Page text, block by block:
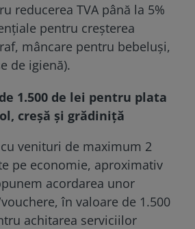
reducerea TVA până la 5%
pentru creșterea
mâncare pentru bebeluși,
de igienă).
1.500 de lei pentru plata
creșă și grădiniță
venituri de maximum 2
pe economie, aproximativ
acordarea unor
în valoare de 1.500
achitarea serviciilor